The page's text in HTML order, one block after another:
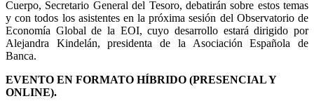
Cuerpo, Secretario General del Tesoro, debatirán sobre estos temas
y con todos los asistentes en la próxima sesión del Observatorio de
Economía Global de la EOI, cuyo desarrollo estará dirigido por
Alejandra Kindelán, presidenta de la Asociación Española de
Banca.
EVENTO EN FORMATO HÍBRIDO (PRESENCIAL Y
ONLINE).